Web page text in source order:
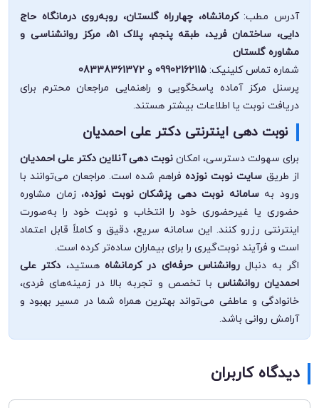
آدرس مطب:کرمانشاه، چهارراه گلستان، روبه‌روی درمانگاه حاج
دایی، ساختمان فرید، طبقه پنجم، پلاک ۵۱، مرکز روانشناسی و
مشاوره گلستان
شماره تماس کلینیک: 09902162115 و 08338361372
پرسنل مرکز آماده پاسخگویی و راهنمایی مراجعان محترم برای
دریافت نوبت یا اطلاعات بیشتر هستند.
نوبت دهی اینترنتی دکتر علی احمدیان
برای سهولت دسترسی، امکان نوبت دهی آنلاین دکتر علی احمدیان
از طریق سایت نوبت نوزده فراهم شده است. مراجعان می‌توانند با
ورود بهسامانه نوبت دهی پزشکان نوبت نوزده، زمان مشاوره
حضوری یا غیرحضوری خود را انتخاب و نوبت خود را به‌صورت
اینترنتی رزرو کنند. این سامانه سریع، دقیق و کاملاً قابل اعتماد
است و فرآیند نوبت‌گیری را برای بیماران ساده‌تر کرده است.
اگر به دنبال روانشناس حرفه‌ای در کرمانشاههستید، دکتر علی
احمدیان روانشناس با تخصص و تجربه بالا در زمینه‌های فردی،
خانوادگی و عاطفی می‌تواند بهترین همراه شما در مسیر بهبود و
آرامش روانی باشد.
دیدگاه کاربران